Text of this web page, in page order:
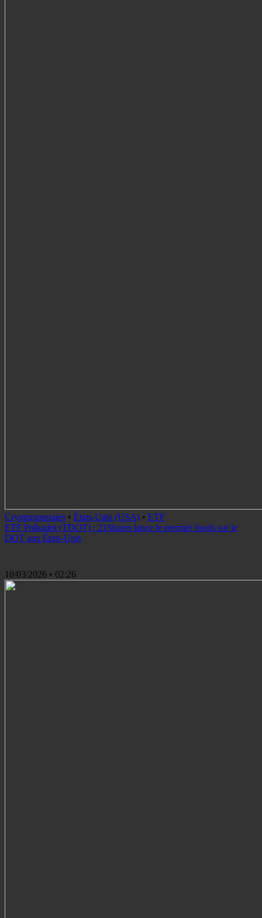
Cryptomonnaies • États-Unis (USA) • ETF
ETF Polkadot (TDOT) : 21Shares lance le premier fonds sur le
DOT aux États-Unis
10/03/2026 • 02:26